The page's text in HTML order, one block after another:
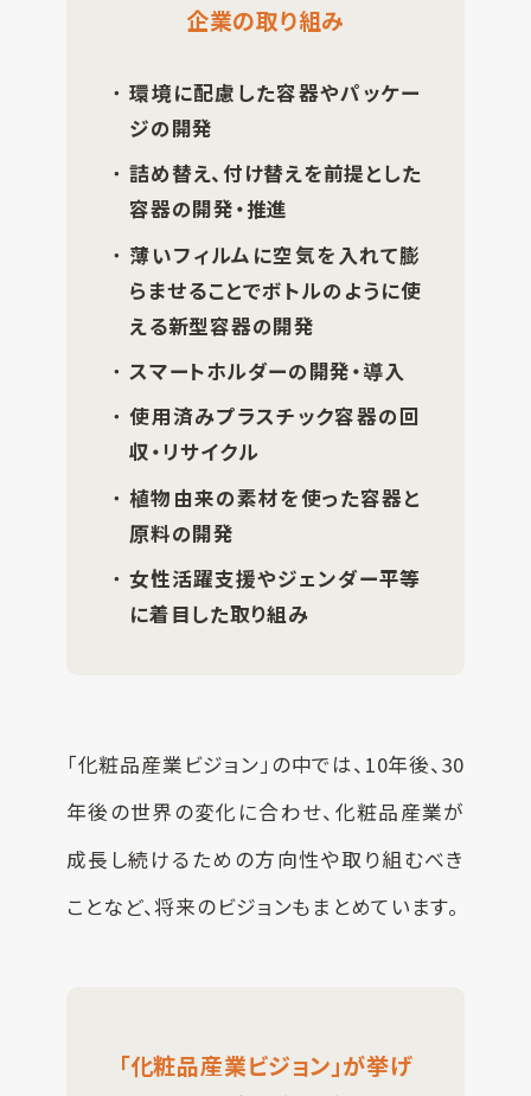
企業の取り組み
環境に配慮した容器やパッケー
ジの開発
詰め替え、付け替えを前提とした
容器の開発・推進
薄いフィルムに空気を入れて膨
らませることでボトルのように使
える新型容器の開発
スマートホルダーの開発・導入
使用済みプラスチック容器の回
収・リサイクル
植物由来の素材を使った容器と
原料の開発
女性活躍支援やジェンダー平等
に着目した取り組み
「化粧品産業ビジョン」の中では、10年後、30
年後の世界の変化に合わせ、化粧品産業が
成長し続けるための方向性や取り組むべき
ことなど、将来のビジョンもまとめています。
「化粧品産業ビジョン」が挙げ